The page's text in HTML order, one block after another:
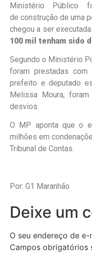
Ministério Público
de construção de uma
chegou a ser executada.
100 mil tenham sido
Segundo o Ministério
foram prestadas
prefeito e deputado
Melissa Moura,
desvios.
O MP aponta que o
milhões em
Tribunal de Contas.
Por: G1 Maranhão
Deixe um
O seu endereço de
Campos obrigatórios